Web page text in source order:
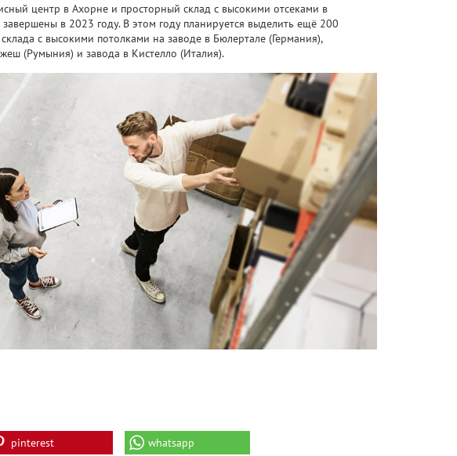
центр в Ахорне и просторный склад с высокими отсеками в
в 2023 году. В этом году планируется выделить ещё 200
с высокими потолками на заводе в Бюлертале (Германия),
(Румыния) и завода в Кистелло (Италия).
pinterest whatsapp